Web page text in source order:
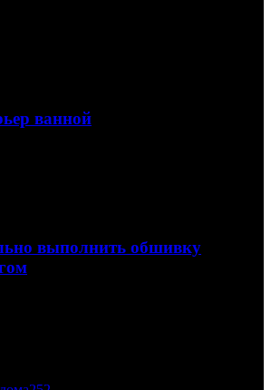
ванной
выполнить обшивку